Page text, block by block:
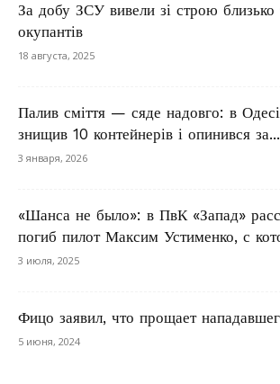
За добу ЗСУ вивели зі строю близько
окупантів
18 августа, 2025
Палив сміття — сяде надовго: в
знищив 10 контейнерів і опинився за...
3 января, 2026
«Шанса не было»: в ПвК «Запад»
погиб пилот Максим Устименко, с
3 июля, 2025
Фицо заявил, что прощает
5 июня, 2024